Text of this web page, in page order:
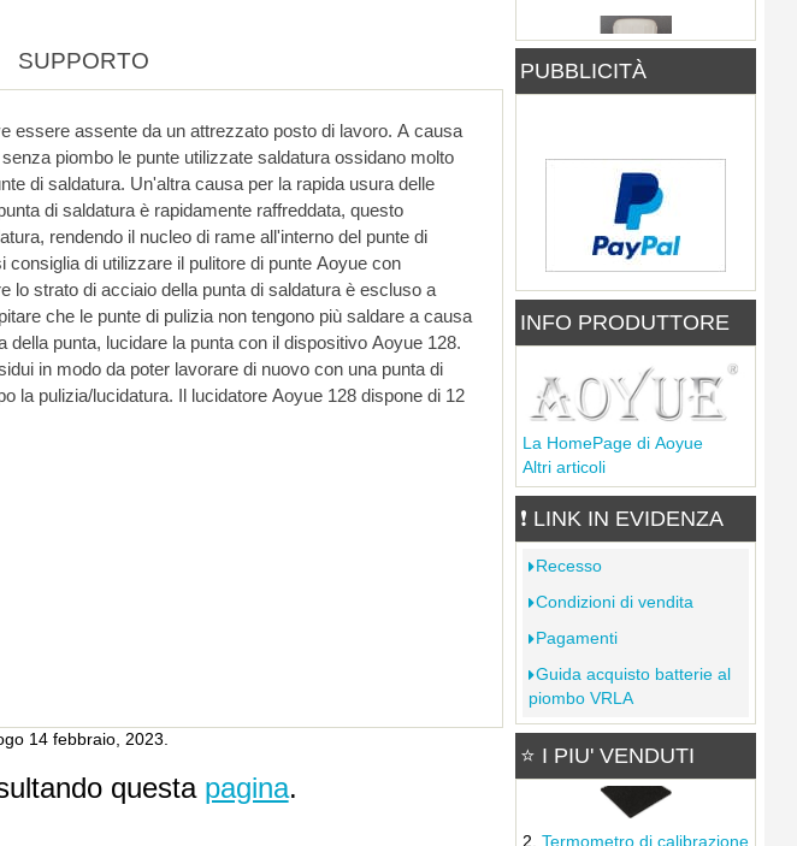
SUPPORTO
posto di lavoro. A causa
causa per la rapida usura delle
a causa
con una punta di
14 febbraio, 2023.
questa pagina.
Alimentatore switching 12V
10A 120W
Alimentatore switching 12V
20A 240W
13.41€
Alimentatore switching 12V
20A 240W
11.25€
3,2A 38W
Alimentatore switching 12V
30A 360W
250ml
1.60€
Saldatore GHOST-30 30Watt
24.22€ 20.74€
WELDER GAS gas butano
300ml
1.26€
Mini tronchese 125mm
apertura a molla impugnatura
antiscivolo
1.33€
Alcool Isopropilico 5000ml
PUBBLICITÀ
INFO PRODUTTORE
La HomePage di Aoyue
Altri articoli
❗ LINK IN EVIDENZA
Recesso
Condizioni di vendita
Pagamenti
Guida acquisto batterie al
piombo VRLA
⭐ I PIU' VENDUTI
Filtro al carbone attivo
per...
Termometro di calibrazione